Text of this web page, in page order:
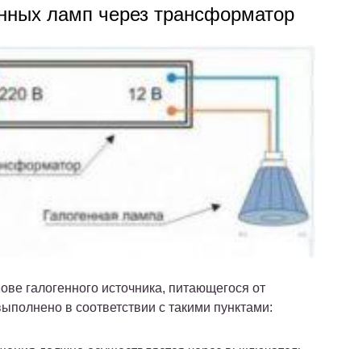
ламп через трансформатор
галогенного источника, питающегося от
в соответствии с такими пунктами: